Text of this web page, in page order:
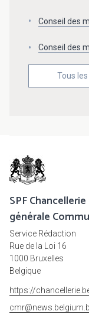
Conseil des
Conseil des
Tous
SPF
générale
Service Rédaction
Rue de la Loi 16
1000 Bruxelles
Belgique
https://